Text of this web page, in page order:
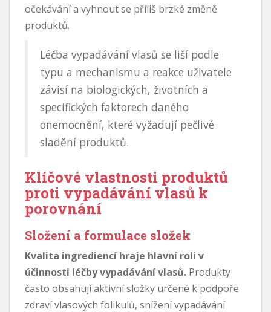
očekávání a vyhnout se příliš brzké změně
produktů.
Léčba vypadávání vlasů se liší podle
typu a mechanismu a reakce uživatele
závisí na biologických, životních a
specifických faktorech daného
onemocnění, které vyžadují pečlivé
sladění produktů.
Klíčové vlastnosti produktů
proti vypadávání vlasů k
porovnání
Složení a formulace složek
Kvalita ingrediencí hraje hlavní roli v
účinnosti léčby vypadávání vlasů. Produkty
často obsahují aktivní složky určené k podpoře
zdraví vlasových folikulů, snížení vypadávání